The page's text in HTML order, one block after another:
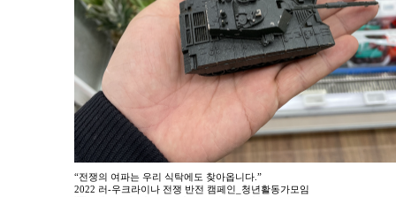
“전쟁의 여파는 우리 식탁에도 찾아옵니다.”
2022 러-우크라이나 전쟁 반전 캠페인_청년활동가모임